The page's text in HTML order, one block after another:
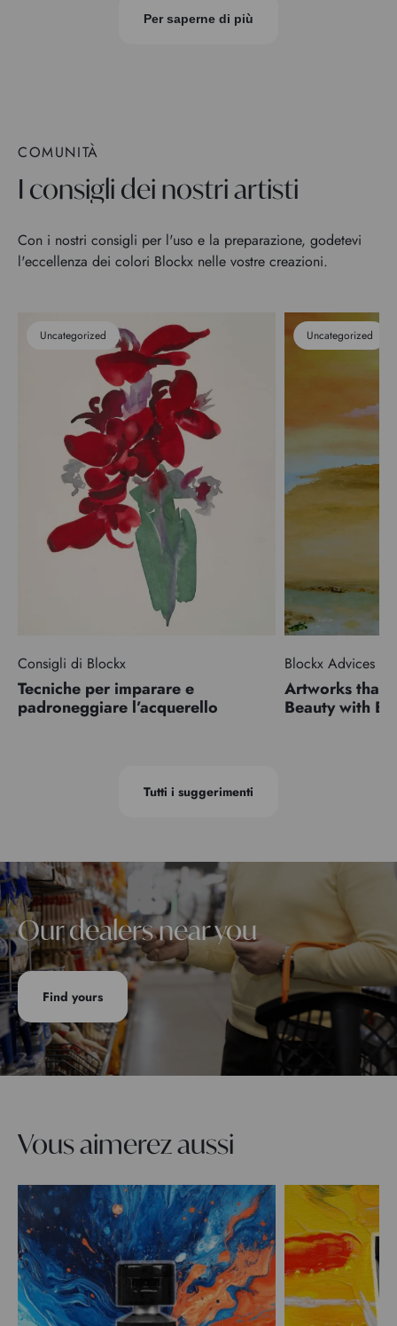
Per saperne di più
COMUNITÀ
I consigli dei nostri artisti
Con i nostri consigli per l'uso e la preparazione, godetevi
l'eccellenza dei colori Blockx nelle vostre creazioni.
Uncategorized
Consigli di Blockx
Tecniche per imparare e
padroneggiare l’acquerello
Uncategorized
Blockx Advices
Artworks that
Beauty with
Tutti i suggerimenti
Our dealers near you
Find yours
Vous aimerez aussi